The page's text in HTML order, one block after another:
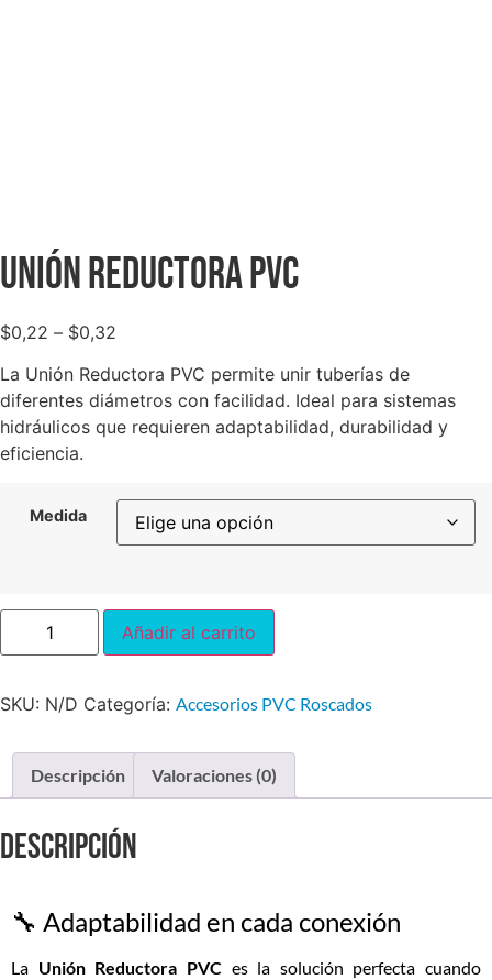
Unión Reductora PVC
$0,22 – $0,32
La Unión Reductora PVC permite unir tuberías de
diferentes diámetros con facilidad. Ideal para sistemas
hidráulicos que requieren adaptabilidad, durabilidad y
eficiencia.
Medida
Añadir al carrito
SKU: N/D Categoría: Accesorios PVC Roscados
Descripción Valoraciones (0)
Descripción
🔧 Adaptabilidad en cada conexión
La UniónReductora PVCes la solución perfecta cuando